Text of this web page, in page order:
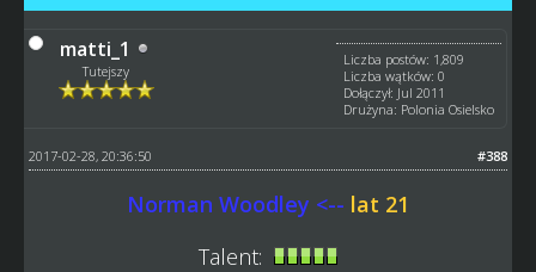
matti_1
Tutejszy
Liczba postów: 1,809
Liczba wątków: 0
Dołączył: Jul 2011
Drużyna: Polonia Osielsko
#388
2017-02-28, 20:36:50
Norman Woodley <-- lat 21
Talent: